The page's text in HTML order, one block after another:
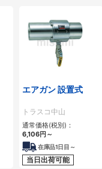
エアガン 設置式
トラスコ中山
通常価格(税別)：
6,106円～
在庫品1日目～
当日出荷可能